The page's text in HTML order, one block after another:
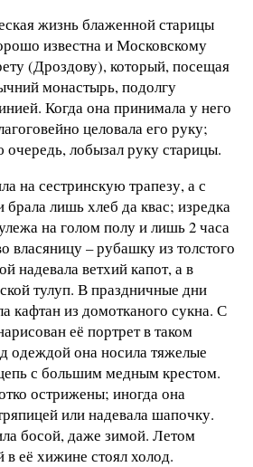
жизнь блаженной старицы
известна и Московскому
(Дроздову), который, посещая
монастырь, подолгу
Когда она принимала у него
целовала его руку;
очередь, лобызал руку старицы.
на сестринскую трапезу, а с
лишь хлеб да квас; изредка
на голом полу и лишь 2 часа
власяницу – рубашку из толстого
надевала ветхий капот, а в
тулуп. В праздничные дни
кафтан из домотканого сукна. С
её портрет в таком
одеждой она носила тяжелые
с большим медным крестом.
острижены; иногда она
или надевала шапочку.
босой, даже зимой. Летом
в её хижине стоял холод.